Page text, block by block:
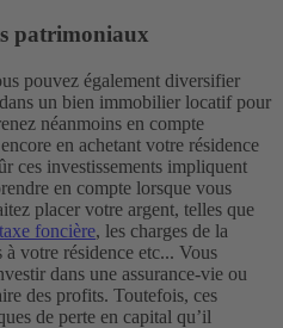
patrimoniaux
pouvez également diversifier
un bien immobilier locatif pour
néanmoins en compte
en achetant votre résidence
ces investissements impliquent
en compte lorsque vous
placer votre argent, telles que
taxe foncière, les charges de la
votre résidence etc... Vous
dans une assurance-vie ou
des profits. Toutefois, ces
de perte en capital qu’il